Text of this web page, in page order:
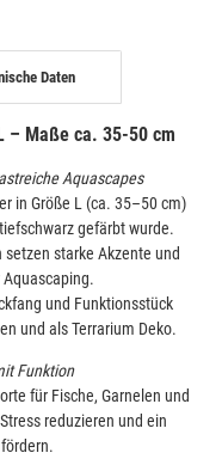
Daten
– Maße ca. 35-50 cm
Aquascapes
in Größe L (ca. 35–50 cm)
gefärbt wurde.
starke Akzente und
und Funktionsstück
und als Terrarium Deko.
Funktion
für Fische, Garnelen und
reduzieren und ein